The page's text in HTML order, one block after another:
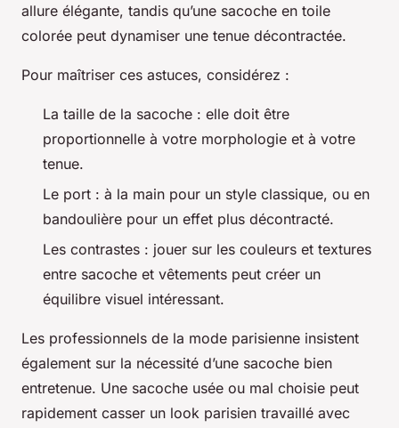
allure élégante, tandis qu’une sacoche en toile
colorée peut dynamiser une tenue décontractée.
Pour maîtriser ces astuces, considérez :
La taille de la sacoche : elle doit être
proportionnelle à votre morphologie et à votre
tenue.
Le port : à la main pour un style classique, ou en
bandoulière pour un effet plus décontracté.
Les contrastes : jouer sur les couleurs et textures
entre sacoche et vêtements peut créer un
équilibre visuel intéressant.
Les professionnels de la mode parisienne insistent
également sur la nécessité d’une sacoche bien
entretenue. Une sacoche usée ou mal choisie peut
rapidement casser un look parisien travaillé avec